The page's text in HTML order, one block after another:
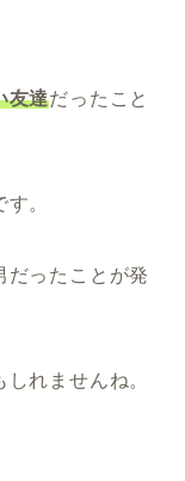
友達だったこと
。
だったことが発
れませんね。